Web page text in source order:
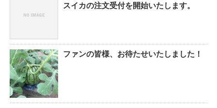
スイカの注文受付を開始いたします。
ファンの皆様、お待たせいたしました！